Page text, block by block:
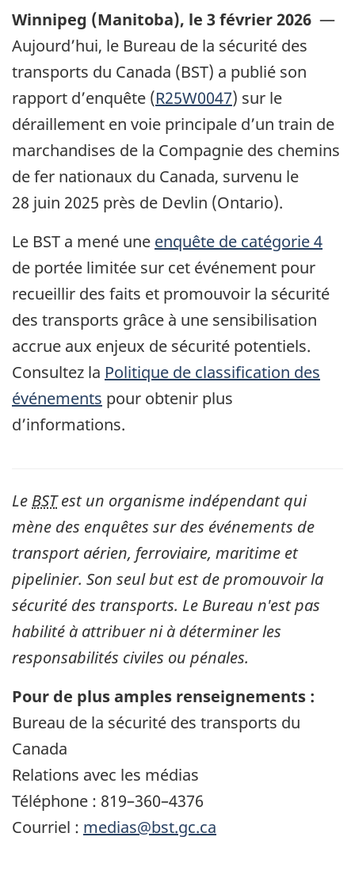
Winnipeg (Manitoba), le 3 février 2026 —
Aujourd’hui, le Bureau de la sécurité des
transports du Canada (BST) a publié son
rapport d’enquête (R25W0047) sur le
déraillement en voie principale d’un train de
marchandises de la Compagnie des chemins
de fer nationaux du Canada, survenu le
28 juin 2025 près de Devlin (Ontario).
Le BST a mené une enquête de catégorie 4
de portée limitée sur cet événement pour
recueillir des faits et promouvoir la sécurité
des transports grâce à une sensibilisation
accrue aux enjeux de sécurité potentiels.
Consultez la Politique de classification des
événements pour obtenir plus
d’informations.
Le BSTest un organisme indépendant qui
mène des enquêtes sur des événements de
transport aérien, ferroviaire, maritime et
pipelinier. Son seul but est de promouvoir la
sécurité des transports. Le Bureau n'est pas
habilité à attribuer ni à déterminer les
responsabilités civiles ou pénales.
Pour de plus amples renseignements :
Bureau de la sécurité des transports du
Canada
Relations avec les médias
Téléphone : 819–360–4376
Courriel : medias@bst.gc.ca